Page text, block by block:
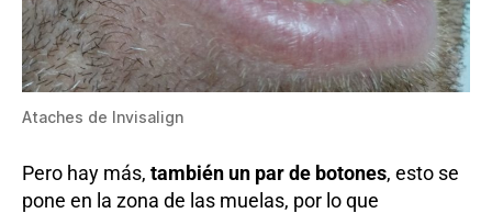
Ataches de Invisalign
Pero hay más, también un par de botones, esto se
pone en la zona de las muelas, por lo que